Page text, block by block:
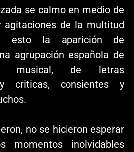
se calmo en medio de
agitaciones de la multitud
esto la aparición de
agrupación española de
musical, de letras
y criticas, consientes y
no se hicieron esperar
momentos inolvidables